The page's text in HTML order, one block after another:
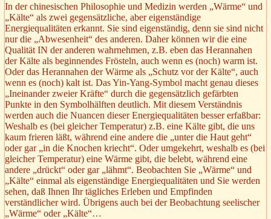
In der chinesischen Philosophie und Medizin werden „Wärme“ und
„Kälte“ als zwei gegensätzliche, aber eigenständige
Energiequalitäten erkannt. Sie sind eigenständig, denn sie sind nicht
nur die „Abwesenheit“ des anderen. Daher können wir die eine
Qualität IN der anderen wahrnehmen, z.B. eben das Herannahen
der Kälte als beginnendes Frösteln, auch wenn es (noch) warm ist.
Oder das Herannahen der Wärme als „Schutz vor der Kälte“, auch
wenn es (noch) kalt ist. Das Yin-Yang-Symbol macht genau dieses
„Ineinander zweier Kräfte“ durch die gegensätzlich gefärbten
Punkte in den Symbolhälften deutlich. Mit diesem Verständnis
werden auch die Nuancen dieser Energiequalitäten besser erfaßbar:
Weshalb es (bei gleicher Temperatur) z.B. eine Kälte gibt, die uns
kaum frieren läßt, während eine andere die „unter die Haut geht“
oder gar „in die Knochen kriecht“. Oder umgekehrt, weshalb es (bei
gleicher Temperatur) eine Wärme gibt, die belebt, während eine
andere „drückt“ oder gar „lähmt“. Beobachten Sie „Wärme“ und
„Kälte“ einmal als eigenständige Energiequalitäten und Sie werden
sehen, daß Ihnen Ihr tägliches Erleben und Empfinden
verständlicher wird. Übrigens auch bei der Beobachtung seelischer
„Wärme“ oder „Kälte“…